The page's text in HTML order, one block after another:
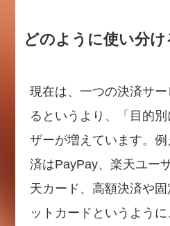
どのように使い分け
現在は、一つの決済サ
るというより、「目的
ザーが増えています。
済はPayPay、楽天ユー
天カード、高額決済や
ットカードというよう